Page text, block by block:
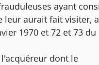
ayant
leur aurait fait visiter,
1970 et 72 et 73 du
dont le